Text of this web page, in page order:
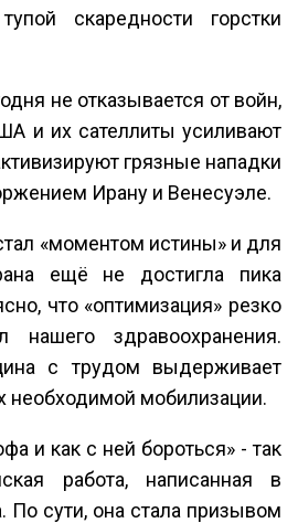
скаредности горстки
не отказывается от войн,
и их сателлиты усиливают
грязные нападки
Ирану и Венесуэле.
«моментом истины» и для
ещё не достигла пика
что «оптимизация» резко
нашего здравоохранения.
с трудом выдерживает
необходимой мобилизации.
и как с ней бороться» - так
работа, написанная в
По сути, она стала призывом